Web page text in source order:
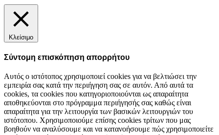
Κλείσιμο
Σύντομη επισκόπηση απορρήτου
Αυτός ο ιστότοπος χρησιμοποιεί cookies για να βελτιώσει την
εμπειρία σας κατά την περιήγηση σας σε αυτόν. Από αυτά τα
cookies, τα cookies που κατηγοριοποιούνται ως απαραίτητα
αποθηκεύονται στο πρόγραμμα περιήγησής σας καθώς είναι
απαραίτητα για την λειτουργία των βασικών λειτουργιών του
ιστότοπου. Χρησιμοποιούμε επίσης cookies τρίτων που μας
βοηθούν να αναλύσουμε και να κατανοήσουμε πώς χρησιμοποιείτε